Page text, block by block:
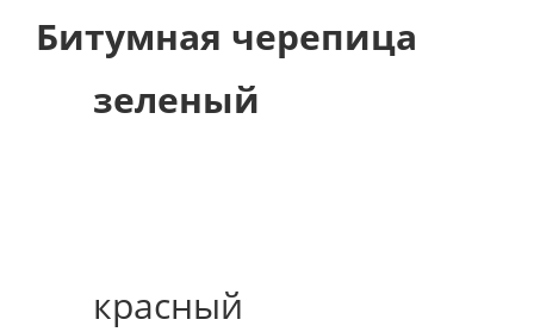
Битумная черепица
зеленый
красный